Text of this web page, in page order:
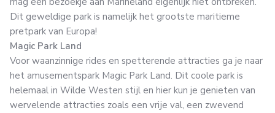
Dit geweldige park is namelijk het grootste maritieme
pretpark van Europa!
Magic Park Land
Voor waanzinnige rides en spetterende attracties ga je naar
het amusementspark Magic Park Land. Dit coole park is
helemaal in Wilde Westen stijl en hier kun je genieten van
wervelende attracties zoals een vrije val, een zwevend